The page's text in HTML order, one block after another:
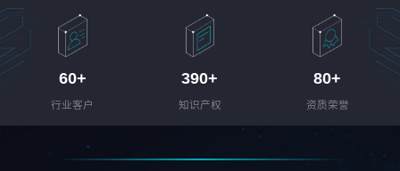
60+
行业客户
390+
知识产权
80+
资质荣誉